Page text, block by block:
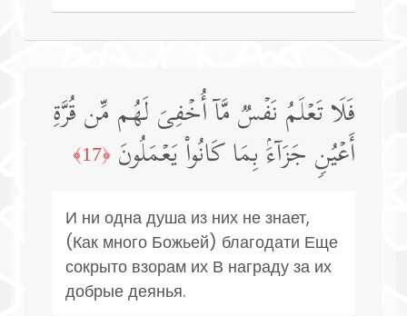
فَلَا تَعۡلَمُ نَفۡسࣱ مَّاۤ أُخۡفِیَ لَهُم مِّن قُرَّةِ
أَعۡیُنࣲ جَزَاۤءَۢ بِمَا كَانُوا۟ یَعۡمَلُونَ ﴿17﴾
И ни одна душа из них не знает,
(Как много Божьей) благодати Еще
сокрыто взорам их В награду за их
добрые деянья.